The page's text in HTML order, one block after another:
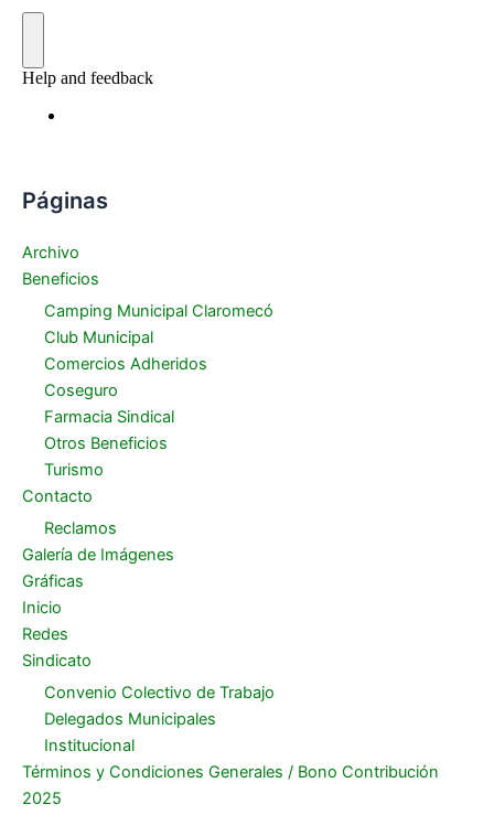
Páginas
Archivo
Beneficios
Camping Municipal Claromecó
Club Municipal
Comercios Adheridos
Coseguro
Farmacia Sindical
Otros Beneficios
Turismo
Contacto
Reclamos
Galería de Imágenes
Gráficas
Inicio
Redes
Sindicato
Convenio Colectivo de Trabajo
Delegados Municipales
Institucional
Términos y Condiciones Generales / Bono Contribución
2025